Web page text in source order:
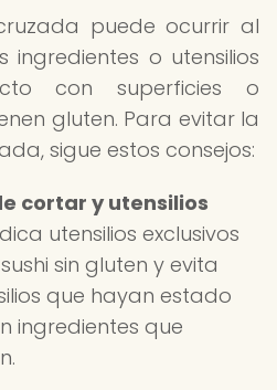
puede ocurrir al
ingredientes o utensilios
con superficies o
gluten. Para evitar la
sigue estos consejos:
cortar y utensilios
utensilios exclusivos
sin gluten y evita
que hayan estado
ingredientes que